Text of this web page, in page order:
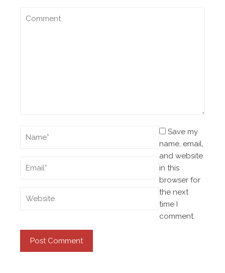
Save my
name, email,
and website
in this
browser for
the next
time I
comment.